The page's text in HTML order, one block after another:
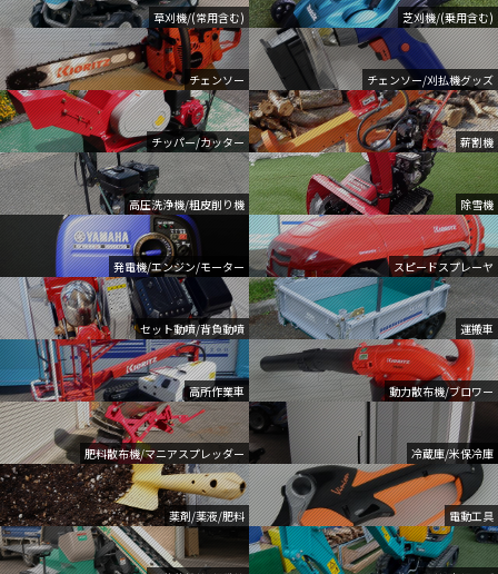
草刈機/(常用含む) 芝刈機/(乗用含む)
チェンソー チェンソー/刈払機グッズ
チッパー/カッター 薪割機
高圧洗浄機/粗皮削り機 除雪機
発電機/エンジン/モーター スピードスプレーヤ
セット動噴/背負動噴 運搬車
高所作業車 動力散布機/ブロワー
肥料散布機/マニアスプレッダー 冷蔵庫/米保冷庫
薬剤/薬液/肥料 電動工具